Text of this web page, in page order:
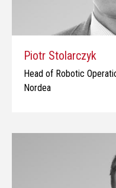
Piotr Stolarczyk
Head of Robotic
Nordea